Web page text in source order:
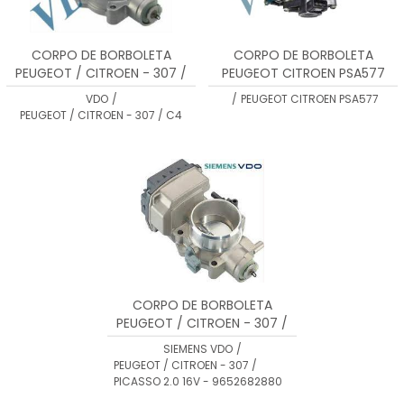
CORPO DE BORBOLETA
PEUGEOT / CITROEN - 307 /
C4
VDO /
PEUGEOT / CITROEN - 307 / C4
CORPO DE BORBOLETA
PEUGEOT CITROEN PSA577
/ PEUGEOT CITROEN PSA577
CORPO DE BORBOLETA
PEUGEOT / CITROEN - 307 /
PICASSO 2.0 16V 9652682880
- 408239823003
SIEMENS VDO /
PEUGEOT / CITROEN - 307 /
PICASSO 2.0 16V - 9652682880